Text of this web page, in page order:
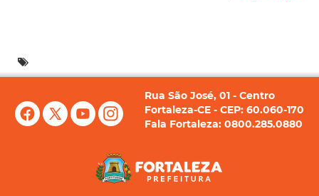
Rua São José, 01 - Centro
Fortaleza-CE - CEP: 60.060-170
Fala Fortaleza: 0800.285.0880